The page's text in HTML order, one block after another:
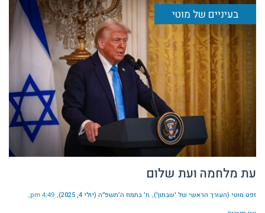
בעיניים של מוטי
עת מלחמה ועת שלום
זפט מוטי (העורך הראשי של 'שבתון') ח׳ בתמוז ה׳תשפ״ה (יולי 4, 2025) 4:49 pm